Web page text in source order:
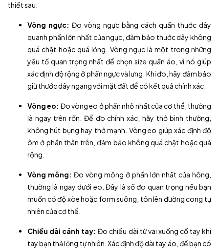
thiết sau:
Vòng ngực: Đo vòng ngực bằng cách quấn thước dây
quanh phần lớn nhất của ngực, đảm bảo thước dây không
quá chặt hoặc quá lỏng. Vòng ngực là một trong những
yếu tố quan trọng nhất để chọn size quần áo, vì nó giúp
xác định độ rộng ở phần ngực và lưng. Khi đo, hãy đảm bảo
giữ thước dây ngang với mặt đất để có kết quả chính xác.
Vòng eo: Đo vòng eo ở phần nhỏ nhất của cơ thể, thường
là ngay trên rốn. Để đo chính xác, hãy thở bình thường,
không hút bụng hay thở mạnh. Vòng eo giúp xác định độ
ôm ở phần thân trên, đảm bảo không quá chật hoặc quá
rộng.
Vòng mông: Đo vòng mông ở phần lớn nhất của hông,
thường là ngay dưới eo. Đây là số đo quan trọng nếu bạn
muốn có độ xòe hoặc form suông, tôn lên đường cong tự
nhiên của cơ thể.
Chiều dài cánh tay:Đo chiều dài từ vai xuống cổ tay khi
tay bạn thả lỏng tự nhiên. Xác định độ dài tay áo, để bạn có